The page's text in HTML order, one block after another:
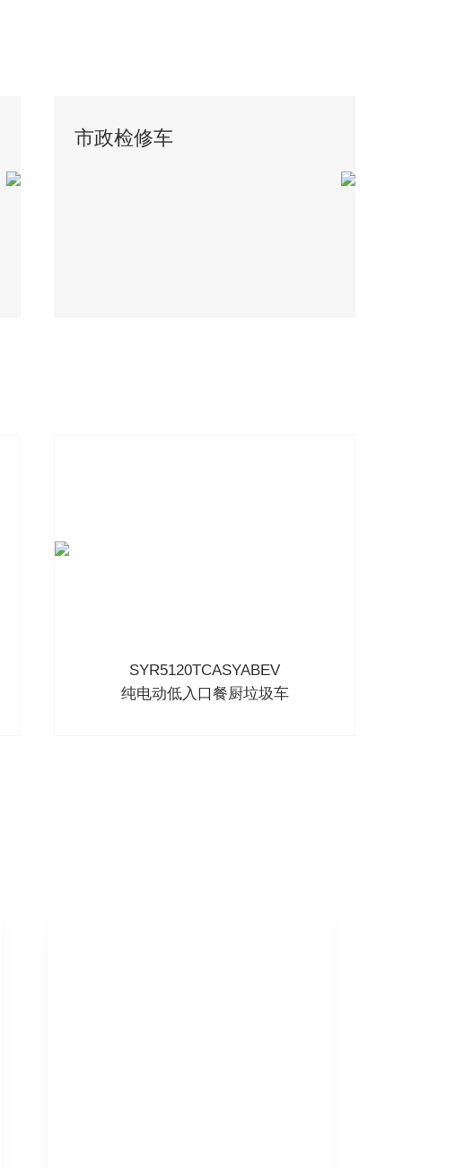
市政检修车
SYR5120TCASYABEV
纯电动低入口餐厨垃圾车